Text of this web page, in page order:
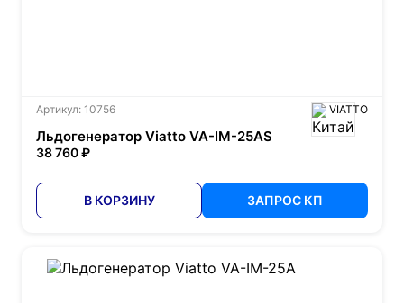
Артикул: 10756 VIATTO
Льдогенератор Viatto VA-IM-25AS
38 760 ₽
В КОРЗИНУ ЗАПРОС КП